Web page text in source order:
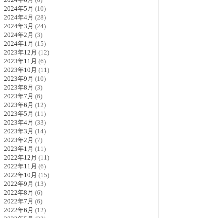
2024年5月 (10)
2024年4月 (28)
2024年3月 (24)
2024年2月 (3)
2024年1月 (15)
2023年12月 (12)
2023年11月 (6)
2023年10月 (11)
2023年9月 (10)
2023年8月 (3)
2023年7月 (6)
2023年6月 (12)
2023年5月 (11)
2023年4月 (33)
2023年3月 (14)
2023年2月 (7)
2023年1月 (11)
2022年12月 (11)
2022年11月 (6)
2022年10月 (15)
2022年9月 (13)
2022年8月 (6)
2022年7月 (6)
2022年6月 (12)